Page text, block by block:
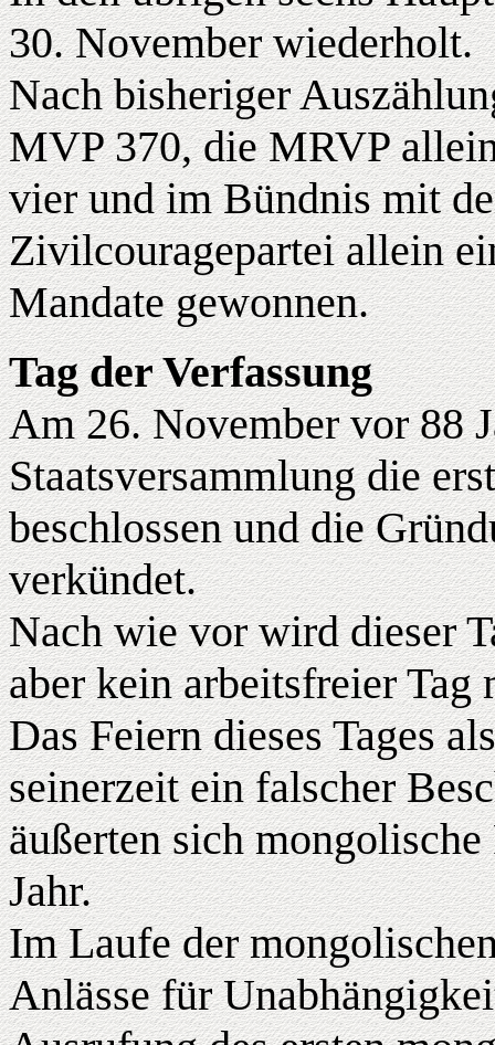
30. November wiederholt.
Nach bisheriger
MVP 370, die MRVP
vier und im Bündnis mit
Zivilcouragepartei allein
Mandate gewonnen.
Tag der Verfassung
Am 26. November vor 88
Staatsversammlung die
beschlossen und die
verkündet.
Nach wie vor wird dieser
aber kein arbeitsfreier Tag
Das Feiern dieses Tages
seinerzeit ein falscher
äußerten sich
Jahr.
Im Laufe der
Anlässe für